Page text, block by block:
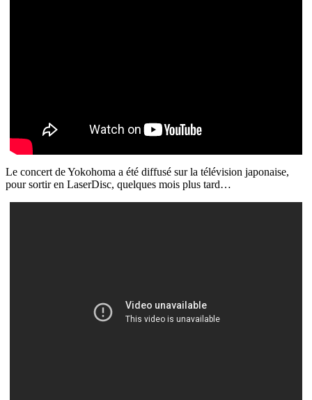
Le concert de Yokohoma a été diffusé sur la télévision japonaise,
pour sortir en LaserDisc, quelques mois plus tard…